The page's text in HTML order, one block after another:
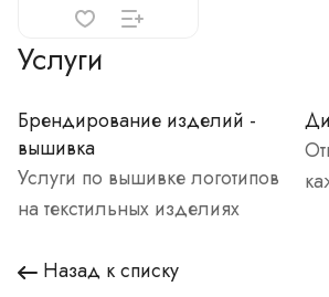
Услуги
Брендирование изделий -
вышивка
Услуги по вышивке логотипов
на текстильных изделиях
Назад к списку